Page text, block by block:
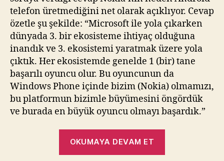
telefon üretmediğini net olarak açıklıyor. Cevap
özetle şu şekilde: “Microsoft ile yola çıkarken
dünyada 3. bir ekosisteme ihtiyaç olduğuna
inandık ve 3. ekosistemi yaratmak üzere yola
çıktık. Her ekosistemde genelde 1 (bir) tane
başarılı oyuncu olur. Bu oyuncunun da
Windows Phone içinde bizim (Nokia) olmamızı,
bu platformun bizimle büyümesini öngördük
ve burada en büyük oyuncu olmayı başardık.”
OKUMAYA DEVAM ET